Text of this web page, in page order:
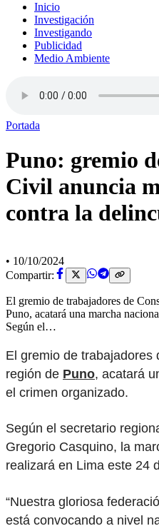
Inicio
Investigación
Investigando
Publicidad
Medio Ambiente
Portada
Puno: gremio
Civil anuncia
contra la
• 10/10/2024
Compartir:
El gremio de trabajadores de
Puno, acatará una marcha
Según el…
El gremio de trabajadores
región de Puno, acatará
el crimen organizado.
Según el secretario
Gregorio Casquino, la
realizará en Lima este 24
“Nuestra gloriosa
está convocando a nivel